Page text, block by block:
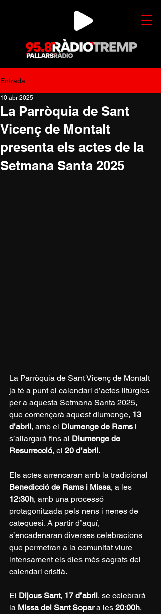
Entrada
La Parròquia de Sant
Vicenç de Montalt
presenta els actes de la
Setmana Santa 2025
10 abr 2025
La Parròquia de Sant Vicenç de Montalt
ja té a punt el calendari d’actes litúrgics
per a aquesta Setmana Santa 2025,
que començarà aquest diumenge, 13
d’abril, amb el Diumenge de Rams i
s’allargarà fins al Diumenge de
Resurrecció, el 20 d’abril.
Els actes arrencaran amb la tradicional
Benedicció de Rams i Missa, a les
12:30h, amb una processó
protagonitzada pels nens i nenes de
catequesi. A partir d’aquí,
s’encadenaran diverses celebracions
que permetran a la comunitat viure
intensament els dies més sagrats del
calendari cristià.
El Dijous Sant, 17 d’abril, se celebrarà
la Missa del Sant Sopar a les 20:00h,